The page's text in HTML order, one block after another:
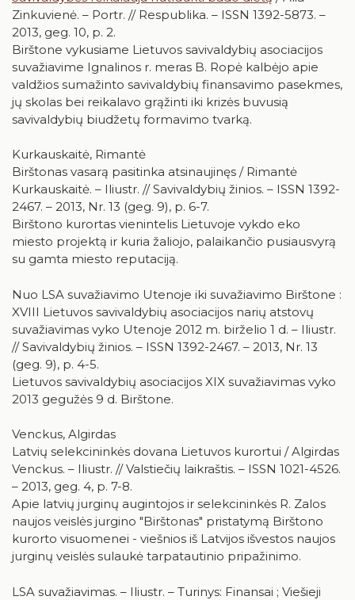
Zinkuvienė. – Portr. // Respublika. – ISSN 1392-5873. –
2013, geg. 10, p. 2.
Birštone vykusiame Lietuvos savivaldybių asociacijos
suvažiavime Ignalinos r. meras B. Ropė kalbėjo apie
valdžios sumažinto savivaldybių finansavimo pasekmes,
jų skolas bei reikalavo grąžinti iki krizės buvusią
savivaldybių biudžetų formavimo tvarką.
Kurkauskaitė, Rimantė
Birštonas vasarą pasitinka atsinaujinęs / Rimantė
Kurkauskaitė. – Iliustr. // Savivaldybių žinios. – ISSN 1392-
2467. – 2013, Nr. 13 (geg. 9), p. 6-7.
Birštono kurortas vienintelis Lietuvoje vykdo eko
miesto projektą ir kuria žaliojo, palaikančio pusiausvyrą
su gamta miesto reputaciją.
Nuo LSA suvažiavimo Utenoje iki suvažiavimo Birštone :
XVIII Lietuvos savivaldybių asociacijos narių atstovų
suvažiavimas vyko Utenoje 2012 m. birželio 1 d. – Iliustr.
// Savivaldybių žinios. – ISSN 1392-2467. – 2013, Nr. 13
(geg. 9), p. 4-5.
Lietuvos savivaldybių asociacijos XIX suvažiavimas vyko
2013 gegužės 9 d. Birštone.
Venckus, Algirdas
Latvių selekcininkės dovana Lietuvos kurortui / Algirdas
Venckus. – Iliustr. // Valstiečių laikraštis. – ISSN 1021-4526.
– 2013, geg. 4, p. 7-8.
Apie latvių jurginų augintojos ir selekcininkės R. Zalos
naujos veislės jurgino "Birštonas" pristatymą Birštono
kurorto visuomenei - viešnios iš Latvijos išvestos naujos
jurginų veislės sulaukė tarpatautinio pripažinimo.
LSA suvažiavimas. – Iliustr. – Turinys: Finansai ; Viešieji